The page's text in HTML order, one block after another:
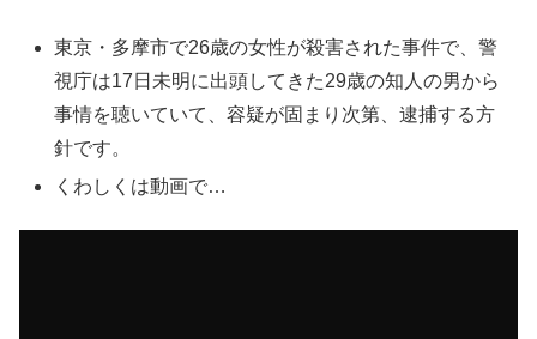
東京・多摩市で26歳の女性が殺害された事件で、警
視庁は17日未明に出頭してきた29歳の知人の男から
事情を聴いていて、容疑が固まり次第、逮捕する方
針です。
くわしくは動画で…